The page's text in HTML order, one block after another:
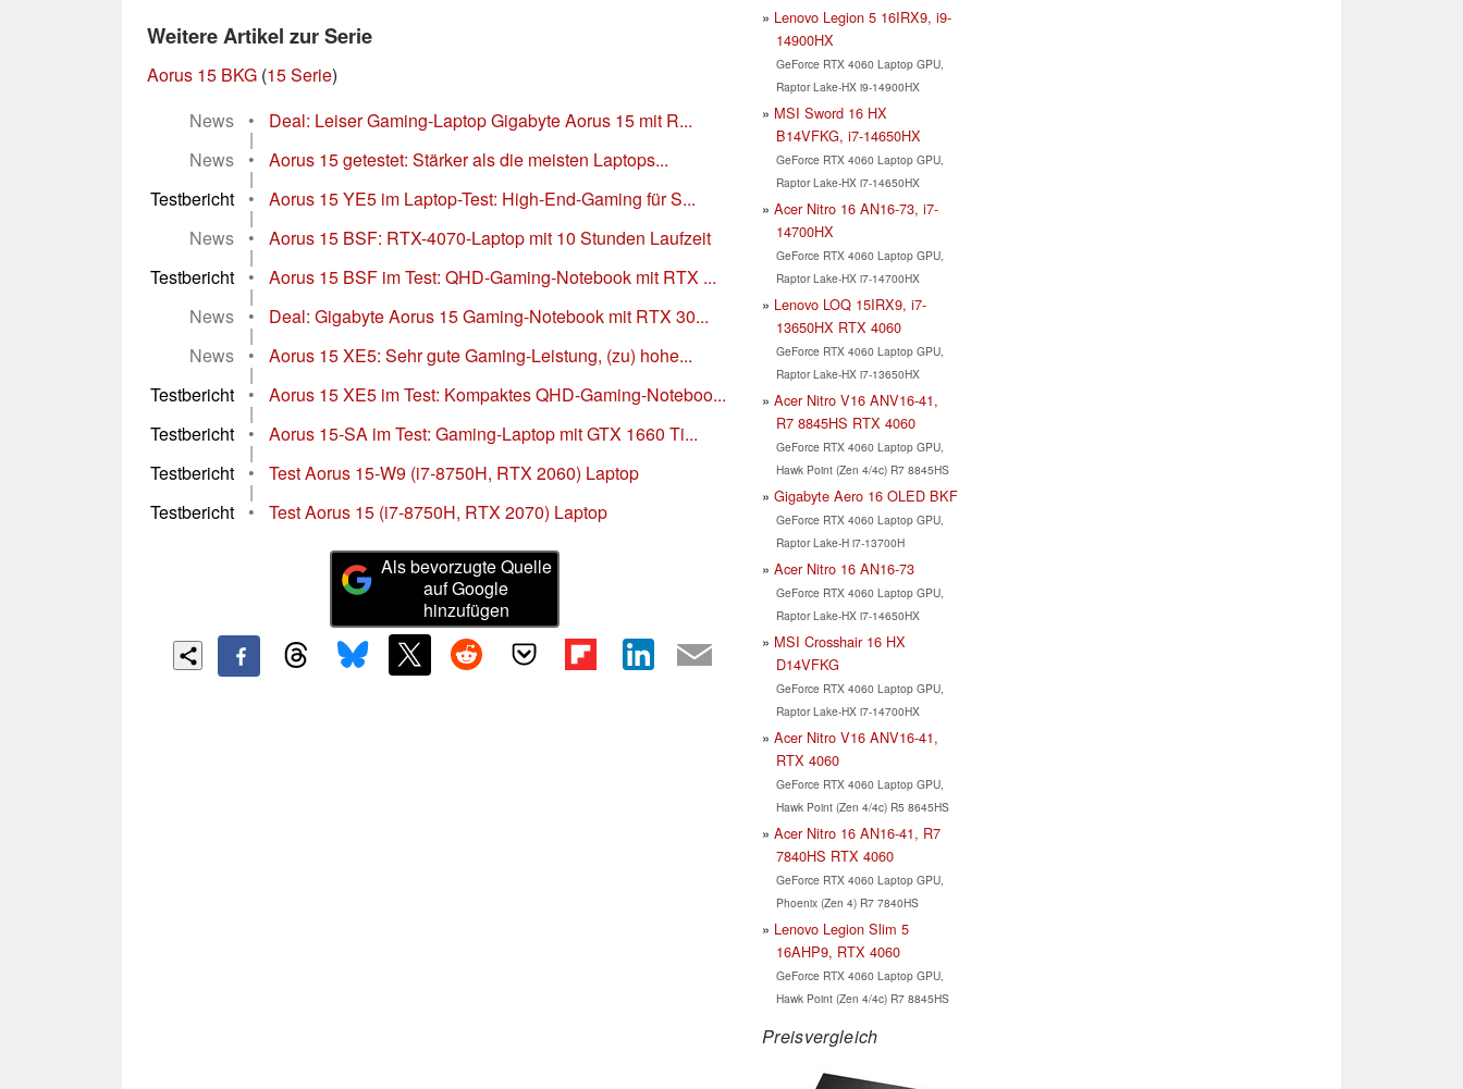
Weitere Artikel zur Serie
Aorus 15 BKG (15 Serie)
News
• Deal: Leiser Gaming-Laptop Gigabyte Aorus 15 mit R...
|
News
• Aorus 15 getestet: Stärker als die meisten Laptops...
|
Testbericht
• Aorus 15 YE5 im Laptop-Test: High-End-Gaming für S...
|
News
• Aorus 15 BSF: RTX-4070-Laptop mit 10 Stunden Laufzeit
|
Testbericht
• Aorus 15 BSF im Test: QHD-Gaming-Notebook mit RTX ...
|
News
• Deal: Gigabyte Aorus 15 Gaming-Notebook mit RTX 30...
|
News
• Aorus 15 XE5: Sehr gute Gaming-Leistung, (zu) hohe...
|
Testbericht
• Aorus 15 XE5 im Test: Kompaktes QHD-Gaming-Noteboo...
|
Testbericht
• Aorus 15-SA im Test: Gaming-Laptop mit GTX 1660 Ti...
|
Testbericht
• Test Aorus 15-W9 (i7-8750H, RTX 2060) Laptop
|
Testbericht
• Test Aorus 15 (i7-8750H, RTX 2070) Laptop
Als bevorzugte Quelle
auf Google
hinzufügen
Lenovo Legion 5 16IRX9, i9-
14900HX
GeForce RTX 4060 Laptop GPU,
Raptor Lake-HX i9-14900HX
MSI Sword 16 HX
B14VFKG, i7-14650HX
GeForce RTX 4060 Laptop GPU,
Raptor Lake-HX i7-14650HX
Acer Nitro 16 AN16-73, i7-
14700HX
GeForce RTX 4060 Laptop GPU,
Raptor Lake-HX i7-14700HX
Lenovo LOQ 15IRX9, i7-
13650HX RTX 4060
GeForce RTX 4060 Laptop GPU,
Raptor Lake-HX i7-13650HX
Acer Nitro V16 ANV16-41,
R7 8845HS RTX 4060
GeForce RTX 4060 Laptop GPU,
Hawk Point (Zen 4/4c) R7 8845HS
Gigabyte Aero 16 OLED BKF
GeForce RTX 4060 Laptop GPU,
Raptor Lake-H i7-13700H
Acer Nitro 16 AN16-73
GeForce RTX 4060 Laptop GPU,
Raptor Lake-HX i7-14650HX
MSI Crosshair 16 HX
D14VFKG
GeForce RTX 4060 Laptop GPU,
Raptor Lake-HX i7-14700HX
Acer Nitro V16 ANV16-41,
RTX 4060
GeForce RTX 4060 Laptop GPU,
Hawk Point (Zen 4/4c) R5 8645HS
Acer Nitro 16 AN16-41, R7
7840HS RTX 4060
GeForce RTX 4060 Laptop GPU,
Phoenix (Zen 4) R7 7840HS
Lenovo Legion Slim 5
16AHP9, RTX 4060
GeForce RTX 4060 Laptop GPU,
Hawk Point (Zen 4/4c) R7 8845HS
Preisvergleich